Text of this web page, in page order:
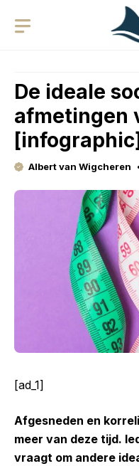
De ideale
afmetingen
[infographic]
Albert van Wigcheren
[ad_1]
Afgesneden en
meer van deze tijd.
vraagt om andere